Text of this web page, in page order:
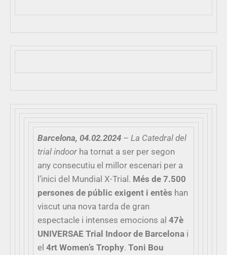
Barcelona, 04.02.2024 – La Catedral del
trial indoor ha tornat a ser per segon
any consecutiu el millor escenari per a
l’inici del Mundial X-Trial. Més de 7.500
persones de públic exigent i entès han
viscut una nova tarda de gran
espectacle i intenses emocions al 47è
UNIVERSAE Trial Indoor de Barcelona i
el 4rt Women’s Trophy. Toni Bou